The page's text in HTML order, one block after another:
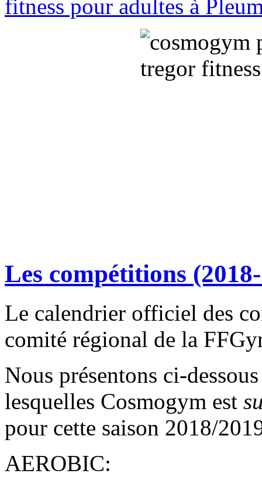
fitness pour adultes à
Les compétitions
Le calendrier officiel des
comité régional de la
Nous présentons ci-
lesquelles Cosmogym est
pour cette saison 2018/
AEROBIC: